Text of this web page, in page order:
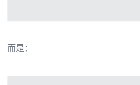
而是：